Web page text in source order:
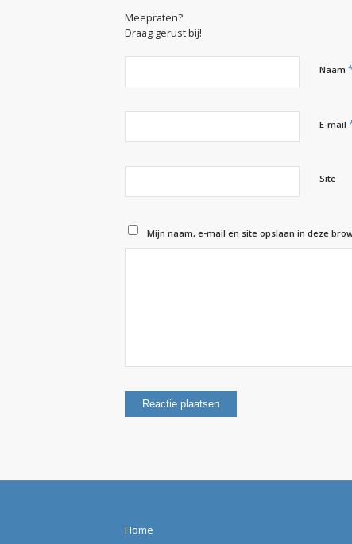
Meepraten?
Draag gerust bij!
Naam
E-mail
Site
Mijn naam, e-mail en site opslaan in deze
Home